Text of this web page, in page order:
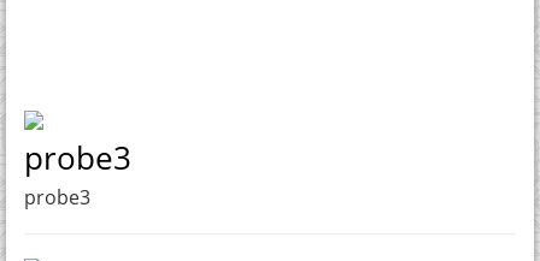
probe3
probe3